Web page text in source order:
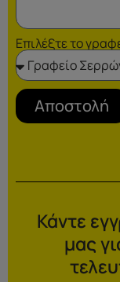
Επιλέξτε το
Αποστολή
Κάντε
μας